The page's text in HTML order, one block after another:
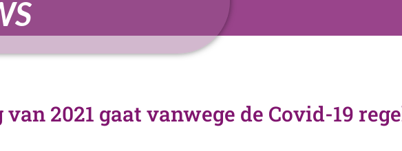
2021 gaat vanwege de Covid-19